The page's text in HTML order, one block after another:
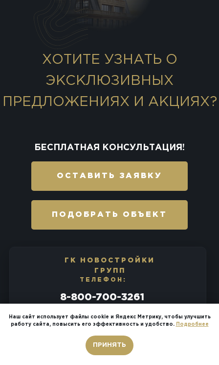
ХОТИТЕ УЗНАТЬ О
ЭКСКЛЮЗИВНЫХ
ПРЕДЛОЖЕНИЯХ И АКЦИЯХ?
БЕСПЛАТНАЯ КОНСУЛЬТАЦИЯ!
ОСТАВИТЬ ЗАЯВКУ
ПОДОБРАТЬ ОБЪЕКТ
8-800-700-3261
БЕСПЛАТНЫЙ ЗВОНОК!
ТЕЛЕФОН:
АДРЕС:
ГК НОВОСТРОЙКИ
ГРУПП
novostroikisochi.ru@yandex.ru
Звонок бесплатный
Наш сайт использует файлы cookie и Яндекс Метрику, чтобы улучшить
работу сайта, повысить его эффективность и удобство.
Подробнее
ПРИНЯТЬ